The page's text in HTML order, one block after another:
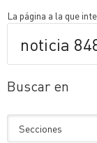
La página a la que
Buscar en